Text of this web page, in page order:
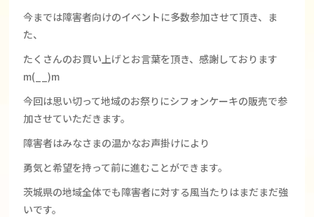
今までは障害者向けのイベントに多数参加させて頂き、ま
た、
たくさんのお買い上げとお言葉を頂き、感謝しております
m(__)m
今回は思い切って地域のお祭りにシフォンケーキの販売で参
加させていただきます。
障害者はみなさまの温かなお声掛けにより
勇気と希望を持って前に進むことができます。
茨城県の地域全体でも障害者に対する風当たりはまだまだ強
いです。